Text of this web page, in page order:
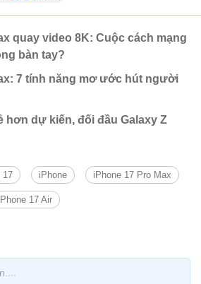
quay video 8K: Cuộc cách mạng
bàn tay?
7 tính năng mơ ước hút người
hơn dự kiến, đối đầu Galaxy Z
17 iPhone iPhone 17 Pro Max
17 Air